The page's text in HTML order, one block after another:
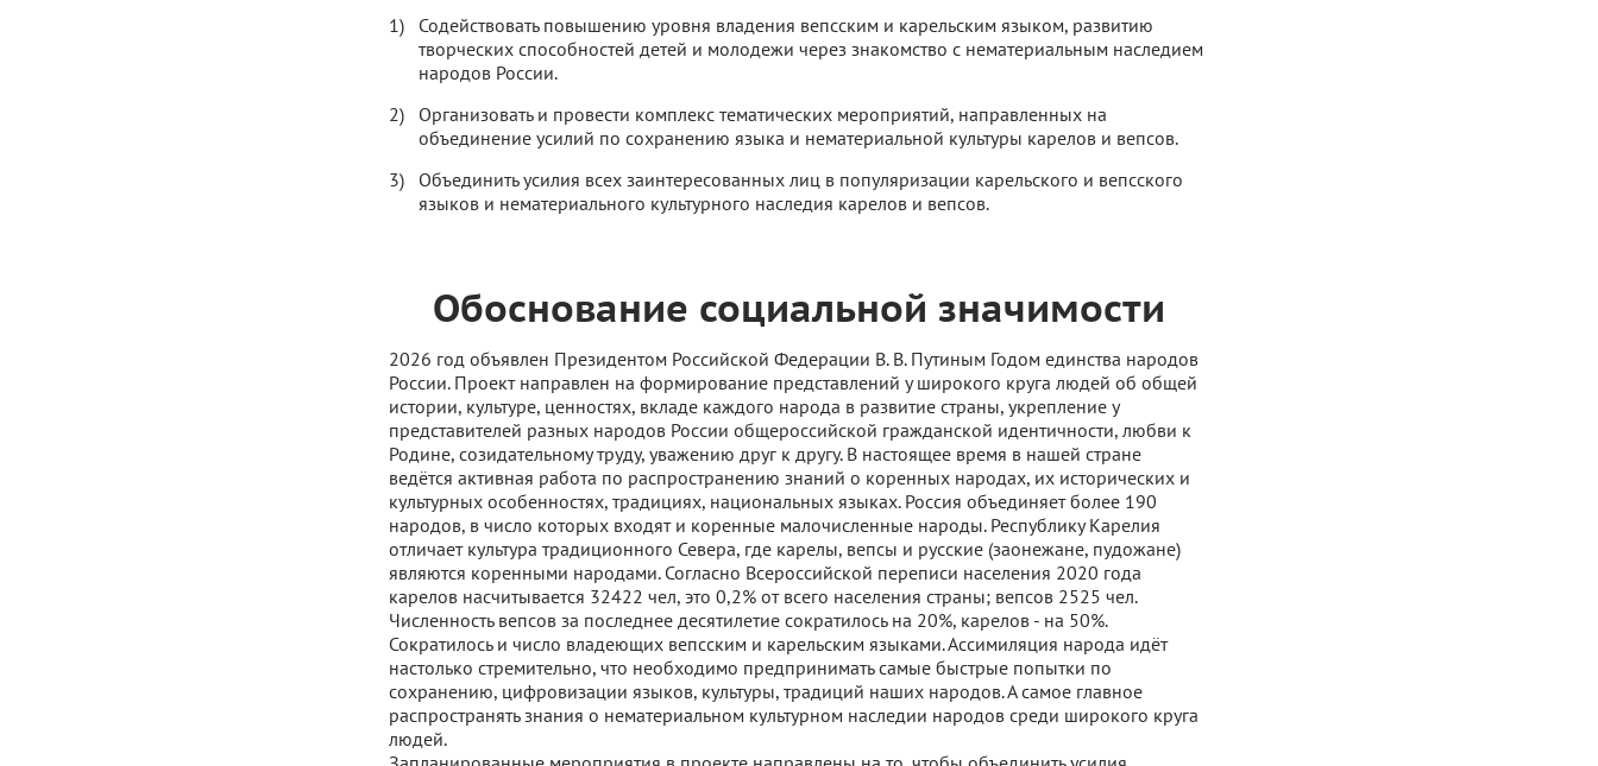
Содействовать повышению уровня владения вепсским и карельским языком, развитию
творческих способностей детей и молодежи через знакомство с нематериальным наследием
народов России.
Организовать и провести комплекс тематических мероприятий, направленных на
объединение усилий по сохранению языка и нематериальной культуры карелов и вепсов.
Объединить усилия всех заинтересованных лиц в популяризации карельского и вепсского
языков и нематериального культурного наследия карелов и вепсов.
Обоснование социальной значимости
2026 год объявлен Президентом Российской Федерации В. В. Путиным Годом единства народов
России. Проект направлен на формирование представлений у широкого круга людей об общей
истории, культуре, ценностях, вкладе каждого народа в развитие страны, укрепление у
представителей разных народов России общероссийской гражданской идентичности, любви к
Родине, созидательному труду, уважению друг к другу. В настоящее время в нашей стране
ведётся активная работа по распространению знаний о коренных народах, их исторических и
культурных особенностях, традициях, национальных языках. Россия объединяет более 190
народов, в число которых входят и коренные малочисленные народы. Республику Карелия
отличает культура традиционного Севера, где карелы, вепсы и русские (заонежане, пудожане)
являются коренными народами. Согласно Всероссийской переписи населения 2020 года
карелов насчитывается 32422 чел, это 0,2% от всего населения страны; вепсов 2525 чел.
Численность вепсов за последнее десятилетие сократилось на 20%, карелов - на 50%.
Сократилось и число владеющих вепсским и карельским языками. Ассимиляция народа идёт
настолько стремительно, что необходимо предпринимать самые быстрые попытки по
сохранению, цифровизации языков, культуры, традиций наших народов. А самое главное
распространять знания о нематериальном культурном наследии народов среди широкого круга
людей.